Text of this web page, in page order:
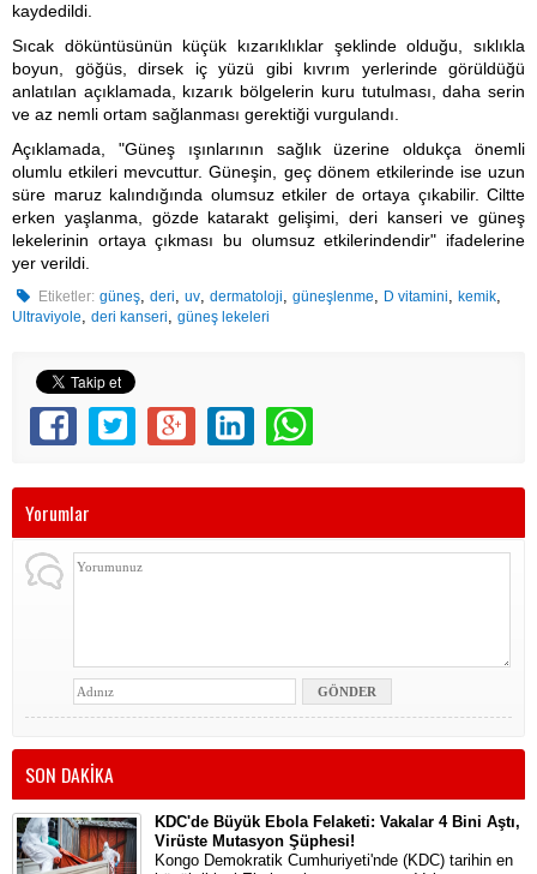
kaydedildi.
Sıcak döküntüsünün küçük kızarıklıklar şeklinde olduğu, sıklıkla
boyun, göğüs, dirsek iç yüzü gibi kıvrım yerlerinde görüldüğü
anlatılan açıklamada, kızarık bölgelerin kuru tutulması, daha serin
ve az nemli ortam sağlanması gerektiği vurgulandı.
Açıklamada, "Güneş ışınlarının sağlık üzerine oldukça önemli
olumlu etkileri mevcuttur. Güneşin, geç dönem etkilerinde ise uzun
süre maruz kalındığında olumsuz etkiler de ortaya çıkabilir. Ciltte
erken yaşlanma, gözde katarakt gelişimi, deri kanseri ve güneş
lekelerinin ortaya çıkması bu olumsuz etkilerindendir" ifadelerine
yer verildi.
Etiketler: güneş,deri,uv,dermatoloji,güneşlenme, D vitamini,kemik,
Ultraviyole, deri kanseri, güneş lekeleri
Yorumlar
SON DAKİKA
KDC'de Büyük Ebola Felaketi: Vakalar 4 Bini Aştı,
Virüste Mutasyon Şüphesi!
Kongo Demokratik Cumhuriyeti'nde (KDC) tarihin en